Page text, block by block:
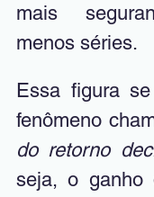
mais
menos séries.
Essa figura
fenômeno
do retorno
seja, o ganho